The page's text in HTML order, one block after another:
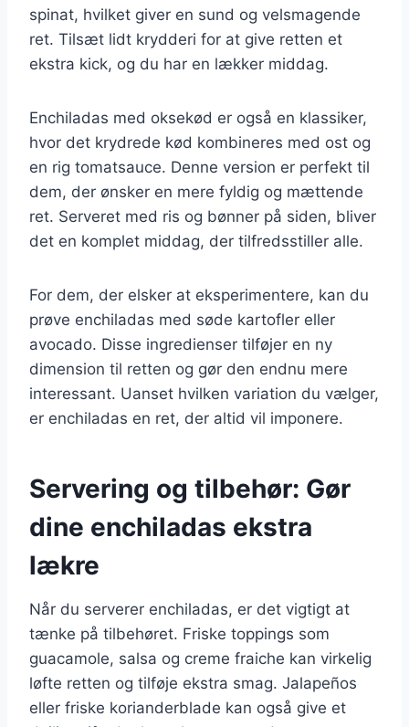
spinat, hvilket giver en sund og velsmagende
ret. Tilsæt lidt krydderi for at give retten et
ekstra kick, og du har en lækker middag.
Enchiladas med oksekød er også en klassiker,
hvor det krydrede kød kombineres med ost og
en rig tomatsauce. Denne version er perfekt til
dem, der ønsker en mere fyldig og mættende
ret. Serveret med ris og bønner på siden, bliver
det en komplet middag, der tilfredsstiller alle.
For dem, der elsker at eksperimentere, kan du
prøve enchiladas med søde kartofler eller
avocado. Disse ingredienser tilføjer en ny
dimension til retten og gør den endnu mere
interessant. Uanset hvilken variation du vælger,
er enchiladas en ret, der altid vil imponere.
Servering og tilbehør: Gør
dine enchiladas ekstra
lækre
Når du serverer enchiladas, er det vigtigt at
tænke på tilbehøret. Friske toppings som
guacamole, salsa og creme fraiche kan virkelig
løfte retten og tilføje ekstra smag. Jalapeños
eller friske korianderblade kan også give et